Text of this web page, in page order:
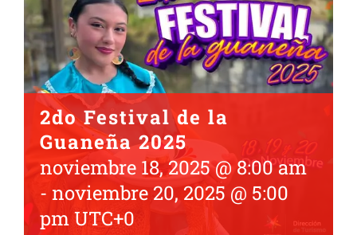
2do Festival de la
Guaneña 2025
noviembre 18, 2025 @ 8:00 am
- noviembre 20, 2025 @ 5:00
pmUTC+0